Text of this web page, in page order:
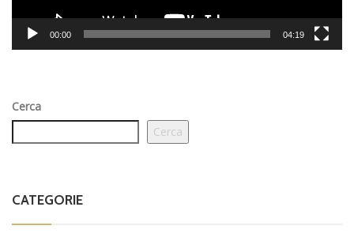
00:00 04:19
Cerca
Cerca
CATEGORIE